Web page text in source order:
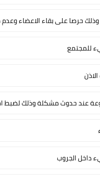
وذلك حرصا على بقاء الاعضاء
للمجتمع
عند حدوث مشكلة وذلك لضبط
داخل الجروب